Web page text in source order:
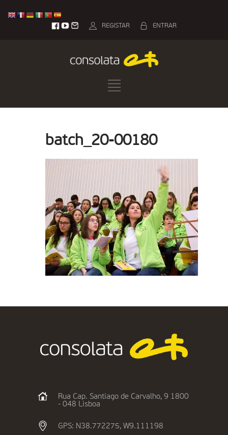
ENTRAR
REGISTAR
batch_20-00180
Rua Cap. Santiago de Carvalho, 9 1800
- 048 Lisboa
GPS: N38.772275, W9.111198